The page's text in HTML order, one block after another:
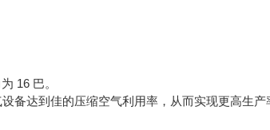
16 巴。
备达到佳的压缩空气利用率，从而实现更高生产